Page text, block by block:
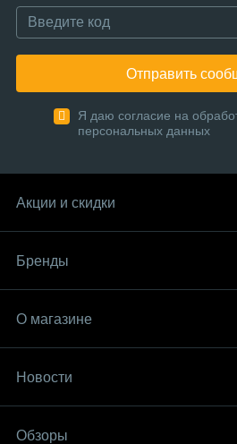
Отправить
Я даю согласие на
персональных данных
Акции и скидки
Бренды
О магазине
Новости
Обзоры